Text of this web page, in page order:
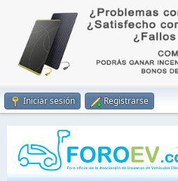
Iniciar sesión Registrarse